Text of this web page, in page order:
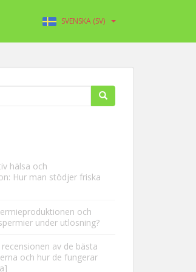
SVENSKA (SV)
hälsa och
Hur man stödjer friska
och
under utlösning?
av de bästa
och hur de fungerar